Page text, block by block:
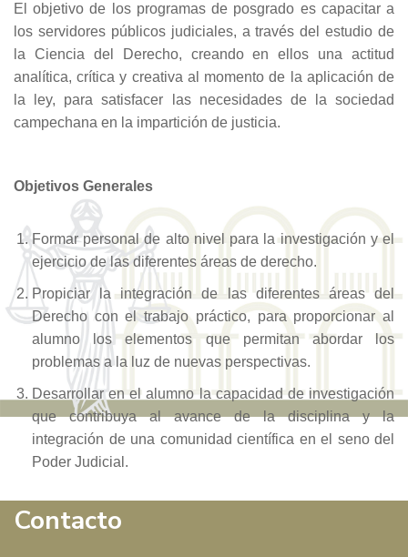
El objetivo de los programas de posgrado es capacitar a
los servidores públicos judiciales, a través del estudio de
la Ciencia del Derecho, creando en ellos una actitud
analítica, crítica y creativa al momento de la aplicación de
la ley, para satisfacer las necesidades de la sociedad
campechana en la impartición de justicia.
Objetivos Generales
Formar personal de alto nivel para la investigación y el
ejercicio de las diferentes áreas de derecho.
Propiciar la integración de las diferentes áreas del
Derecho con el trabajo práctico, para proporcionar al
alumno los elementos que permitan abordar los
problemas a la luz de nuevas perspectivas.
Desarrollar en el alumno la capacidad de investigación
que contribuya al avance de la disciplina y la
integración de una comunidad científica en el seno del
Poder Judicial.
Contacto